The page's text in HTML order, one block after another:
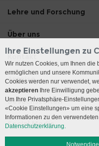
Lehre und Forschung
Über uns
Kontakt
Anreise
Besuchszeiten
Social Media
Ihre Einstellungen zu
Wir nutzen Cookies, um Ihnen die
ermöglichen und unsere
Cookies werden nur verwendet,
akzeptieren Ihre Einwilligung
Um Ihre Privatsphäre-
«Cookie Einstellungen» um eine
Informationen zu den
Datenschutzerklärung.